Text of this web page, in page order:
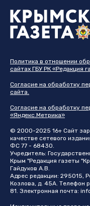
Политика в отношении
сайтах ГБУ РК «Редакция
Согласие на обработку
сайта.
Согласие на обработку
«Яндекс.Метрика»
© 2000-2025 16+ Сайт
качестве сетевого
ФС 77 - 68430.
Учредитель:
Крым "Редакция газеты
Гайдуков А.В.
Адрес редакции: 295015,
Козлова, д. 45А. Телефон
81. Электронная почта: